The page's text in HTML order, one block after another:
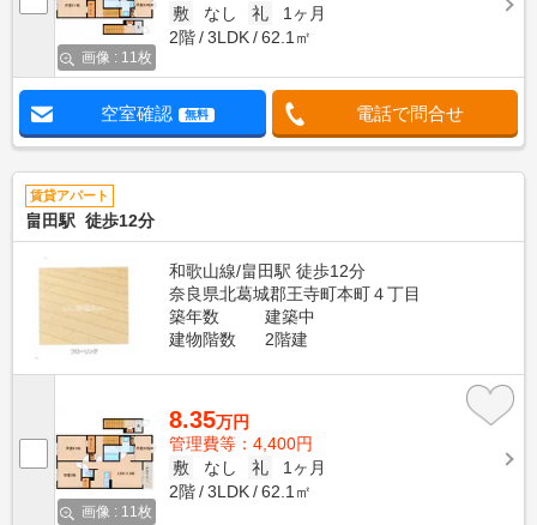
画像 : 11枚
敷
なし 礼
1ヶ月
2階
3LDK 62.1㎡
空室確認 無料 電話で問合せ
賃貸アパート
畠田駅 徒歩12分
和歌山線/畠田駅 徒歩12分
奈良県北葛城郡王寺町本町４丁目
築年数
建築中
建物階数
2階建
画像 : 11枚
8.35万円
管理費等：4,400円
敷
なし 礼
1ヶ月
2階
3LDK 62.1㎡